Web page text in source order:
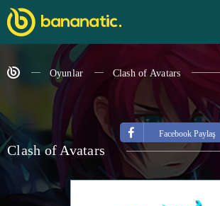
Oyunlar Clash of Avatars
Facebook Paylaş
Clash of Avatars